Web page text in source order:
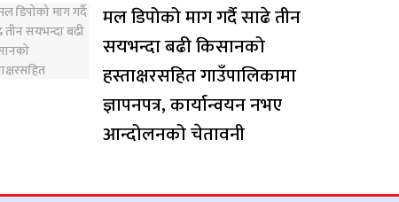
मल डिपोको माग गर्दै साढे तीन
सयभन्दा बढी किसानको
हस्ताक्षरसहित गाउँपालिकामा
ज्ञापनपत्र, कार्यान्वयन नभए
आन्दोलनको चेतावनी